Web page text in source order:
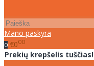
Mano paskyra
0 €000
Prekių krepšelis tuščias!